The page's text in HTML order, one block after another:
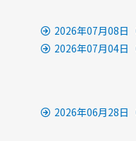
2026年07月08日（
2026年07月04日（
2026年06月28日（